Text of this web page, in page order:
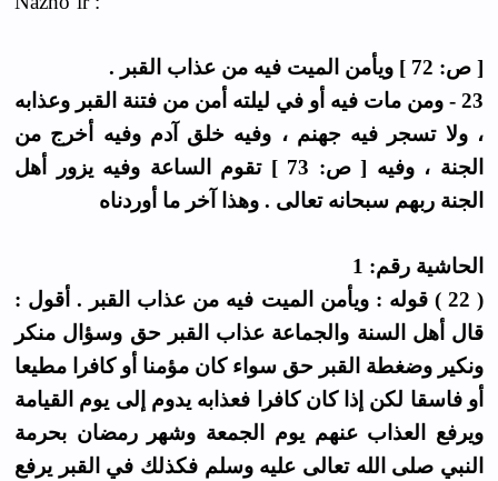
[ ص: 72 ] ويأمن الميت فيه من عذاب القبر .
23 - ومن مات فيه أو في ليلته أمن من فتنة القبر وعذابه
، ولا تسجر فيه جهنم ، وفيه خلق آدم وفيه أخرج من
الجنة ، وفيه [ ص: 73 ] تقوم الساعة وفيه يزور أهل
الجنة ربهم سبحانه تعالى . وهذا آخر ما أوردناه
الحاشية رقم: 1
( 22 ) قوله : ويأمن الميت فيه من عذاب القبر . أقول :
قال أهل السنة والجماعة عذاب القبر حق وسؤال منكر
ونكير وضغطة القبر حق سواء كان مؤمنا أو كافرا مطيعا
أو فاسقا لكن إذا كان كافرا فعذابه يدوم إلى يوم القيامة
ويرفع العذاب عنهم يوم الجمعة وشهر رمضان بحرمة
النبي صلى الله تعالى عليه وسلم فكذلك في القبر يرفع